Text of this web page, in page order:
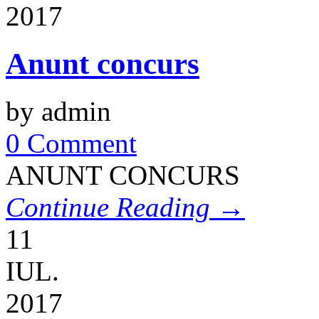
2017
Anunt concurs
by admin
0 Comment
ANUNT CONCURS
Continue Reading →
11
IUL.
2017